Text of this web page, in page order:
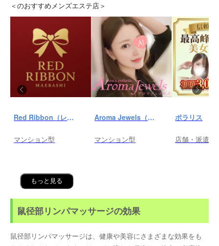
＜のおすすめメンズエステ店＞
Red Ribbon（レッドリボン）前橋
マンション型
Aroma Jewels（アロマ ジュエルズ）秋葉原ルーム
マンション型
ポラリス
店舗・派遣
もっと見る
鼠径部リンパマッサージの効果
鼠径部リンパマッサージは、健康や美容にさまざまな効果をも